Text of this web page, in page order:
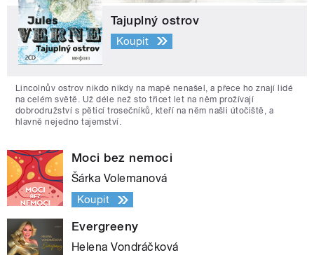
Tajuplný ostrov
Koupit
Lincolnův ostrov nikdo nikdy na mapě nenašel, a přece ho znají lidé
na celém světě. Už déle než sto třicet let na něm prožívají
dobrodružství s pěticí trosečníků, kteří na něm našli útočiště, a
hlavně nejedno tajemství.
Moci bez nemoci
Šárka Volemanová
Koupit
Evergreeny
Helena Vondráčková